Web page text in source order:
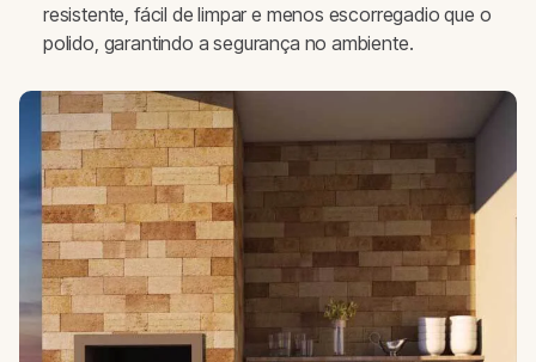
resistente, fácil de limpar e menos escorregadio que o
polido, garantindo a segurança no ambiente.